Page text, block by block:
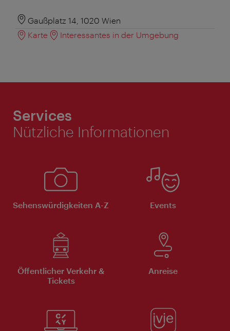
Gaußplatz 14, 1020 Wien
Karte
Interessantes in der Umgebung
Services
Nützliche Informationen
Sehenswürdigkeiten A-Z Events
Öffentlicher Verkehr &
Tickets
Anreise